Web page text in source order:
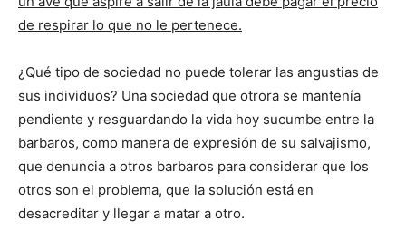
de respirar lo que no le pertenece.
¿Qué tipo de sociedad no puede tolerar las angustias de
sus individuos? Una sociedad que otrora se mantenía
pendiente y resguardando la vida hoy sucumbe entre la
barbaros, como manera de expresión de su salvajismo,
que denuncia a otros barbaros para considerar que los
otros son el problema, que la solución está en
desacreditar y llegar a matar a otro.